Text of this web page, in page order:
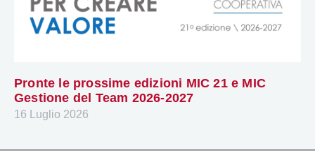
Pronte le prossime edizioni MIC 21 e MIC
Gestione del Team 2026-2027
16 Luglio 2026